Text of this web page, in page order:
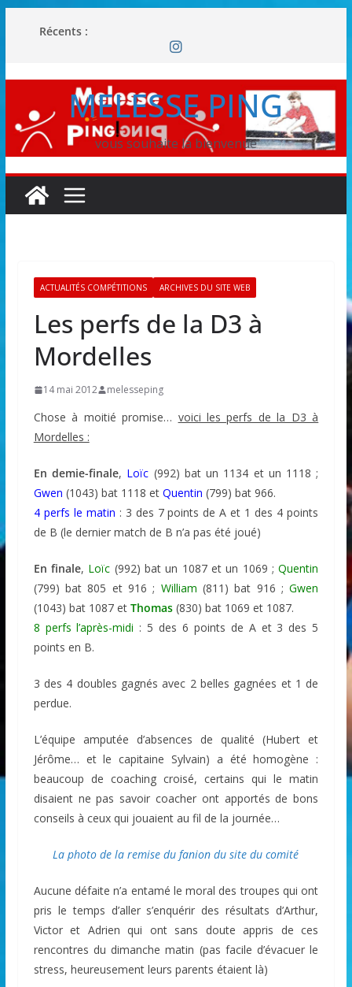
Récents :
MELESSE PING
vous souhaite la bienvenue
ACTUALITÉS COMPÉTITIONS ARCHIVES DU SITE WEB
Les perfs de la D3 à
Mordelles
14 mai 2012 melesseping
Chose à moitié promise… voici les perfs de la D3 à
Mordelles :
En demie-finale, Loïc (992) bat un 1134 et un 1118 ;
Gwen (1043) bat 1118 et Quentin (799) bat 966.
4 perfs le matin : 3 des 7 points de A et 1 des 4 points
de B (le dernier match de B n’a pas été joué)
En finale, Loïc (992) bat un 1087 et un 1069 ;Quentin
(799) bat 805 et 916 ; William (811) bat 916 ;Gwen
(1043) bat 1087 et Thomas(830) bat 1069 et 1087.
8 perfs l’après-midi : 5 des 6 points de A et 3 des 5
points en B.
3 des 4 doubles gagnés avec 2 belles gagnées et 1 de
perdue.
L’équipe amputée d’absences de qualité (Hubert et
Jérôme… et le capitaine Sylvain) a été homogène :
beaucoup de coaching croisé, certains qui le matin
disaient ne pas savoir coacher ont apportés de bons
conseils à ceux qui jouaient au fil de la journée…
La photo de la remise du fanion du site du comité
Aucune défaite n’a entamé le moral des troupes qui ont
pris le temps d’aller s’enquérir des résultats d’Arthur,
Victor et Adrien qui ont sans doute appris de ces
rencontres du dimanche matin (pas facile d’évacuer le
stress, heureusement leurs parents étaient là)